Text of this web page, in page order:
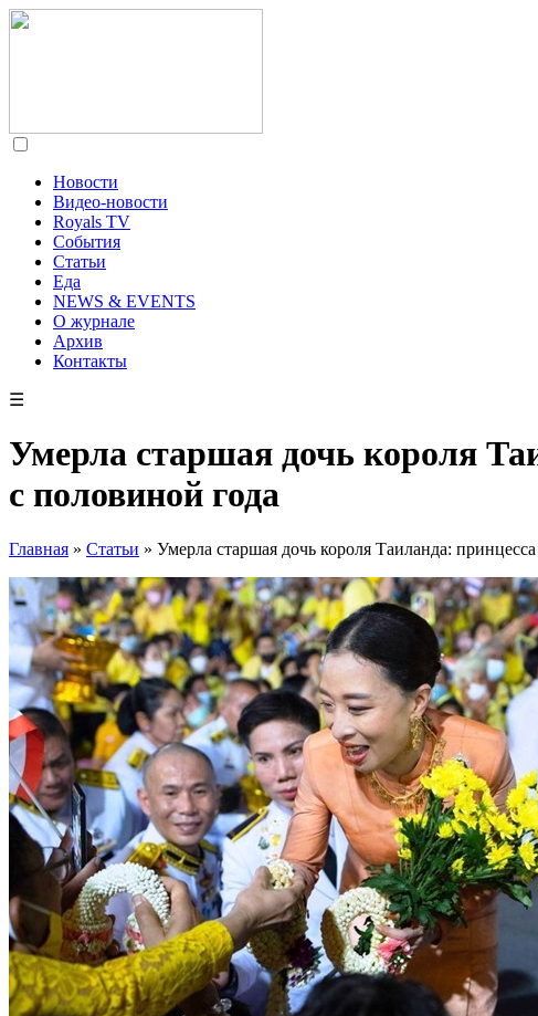
Новости
Видео-новости
Royals TV
События
Статьи
Еда
NEWS & EVENTS
О журнале
Архив
Контакты
☰
Умерла старшая дочь короля
с половиной года
Главная » Статьи » Умерла старшая дочь короля Таиланда: